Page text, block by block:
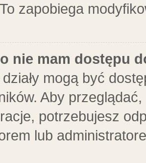
zapobiega
nie mam dostępu
mogą być
Aby
potrzebujesz
lub